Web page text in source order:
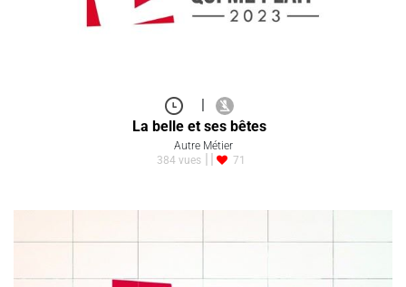
|
La belle et ses bêtes
Autre Métier
384 vues
71